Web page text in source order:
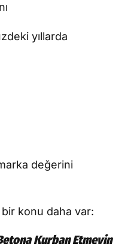
yıllarda
değerini
konu daha var:
Kurban Etmeyin